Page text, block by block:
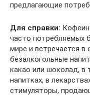
предлагающие
Для справки: Кофеин
часто потребляемых
мире и встречается в
безалкогольные
какао или шоколад, в
напитках, в
стимуляторы,